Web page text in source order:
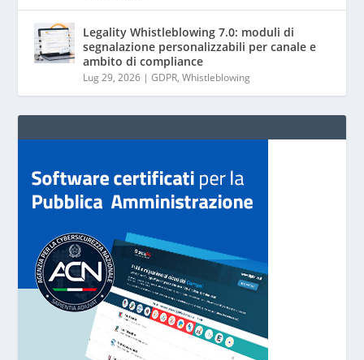
Legality Whistleblowing 7.0: moduli di
segnalazione personalizzabili per canale e
ambito di compliance
Lug 29, 2026 |GDPR,Whistleblowing